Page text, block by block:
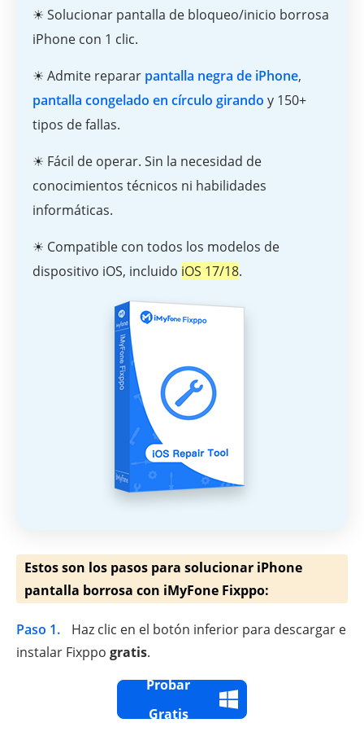
☀ Solucionar pantalla de bloqueo/inicio borrosa
iPhone con 1 clic.
☀ Admite reparar pantalla negra de iPhone,
pantalla congelado en círculo girando y 150+
tipos de fallas.
☀ Fácil de operar. Sin la necesidad de
conocimientos técnicos ni habilidades
informáticas.
☀ Compatible con todos los modelos de
dispositivo iOS, incluido iOS 17/18.
Estos son los pasos para solucionar iPhone
pantalla borrosa con iMyFone Fixppo:
Paso 1.
Haz clic en el botón inferior para descargar e
instalar Fixppo gratis.
Probar
Gratis